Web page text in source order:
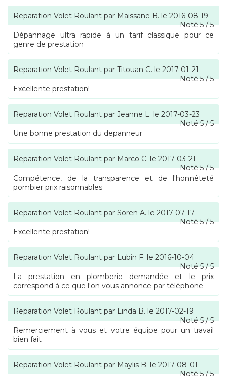
Reparation Volet Roulant par Maïssane B. le 2016-08-19
Noté5/5
Dépannage ultra rapide à un tarif classique pour ce
genre de prestation
Reparation Volet Roulant par Titouan C. le 2017-01-21
Noté5/5
Excellente prestation!
Reparation Volet Roulant par Jeanne L. le 2017-03-23
Noté5/5
Une bonne prestation du depanneur
Reparation Volet Roulant par Marco C. le 2017-03-21
Noté5/5
Compétence, de la transparence et de l'honnêteté
pombier prix raisonnables
Reparation Volet Roulant par Soren A. le 2017-07-17
Noté5/5
Excellente prestation!
Reparation Volet Roulant par Lubin F. le 2016-10-04
Noté5/5
La prestation en plomberie demandée et le prix
correspond à ce que l'on vous annonce par téléphone
Reparation Volet Roulant par Linda B. le 2017-02-19
Noté5/5
Remerciement à vous et votre équipe pour un travail
bien fait
Reparation Volet Roulant par Maylis B. le 2017-08-01
Noté5/5